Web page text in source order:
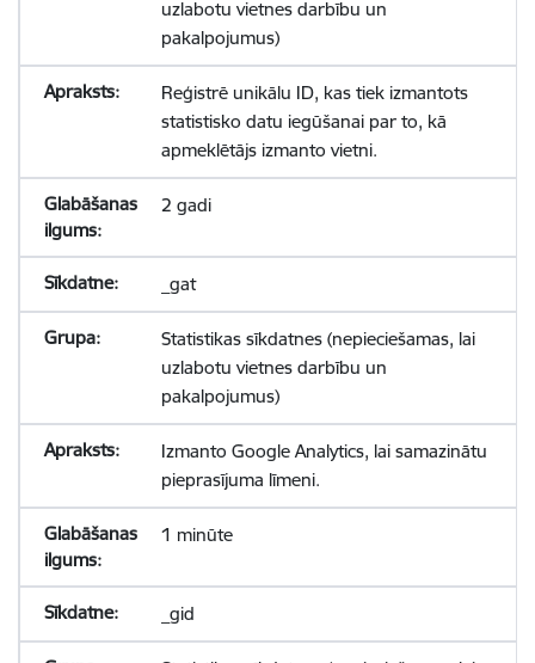
uzlabotu vietnes darbību un
pakalpojumus)
Reģistrē unikālu ID, kas tiek izmantots
statistisko datu iegūšanai par to, kā
apmeklētājs izmanto vietni.
2 gadi
_gat
Statistikas sīkdatnes (nepieciešamas, lai
uzlabotu vietnes darbību un
pakalpojumus)
Izmanto Google Analytics, lai samazinātu
pieprasījuma līmeni.
1 minūte
_gid